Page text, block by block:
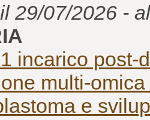
29/07/2026 -
incarico post-
multi-
e